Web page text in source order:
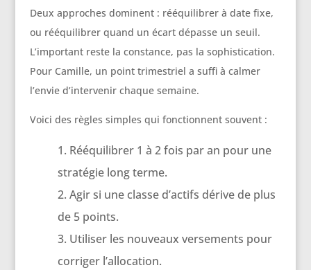
Deux approches dominent : rééquilibrer à date fixe,
ou rééquilibrer quand un écart dépasse un seuil.
L’important reste la constance, pas la sophistication.
Pour Camille, un point trimestriel a suffi à calmer
l’envie d’intervenir chaque semaine.
Voici des règles simples qui fonctionnent souvent :
Rééquilibrer 1 à 2 fois par an pour une
stratégie long terme.
Agir si une classe d’actifs dérive de plus
de 5 points.
Utiliser les nouveaux versements pour
corriger l’allocation.